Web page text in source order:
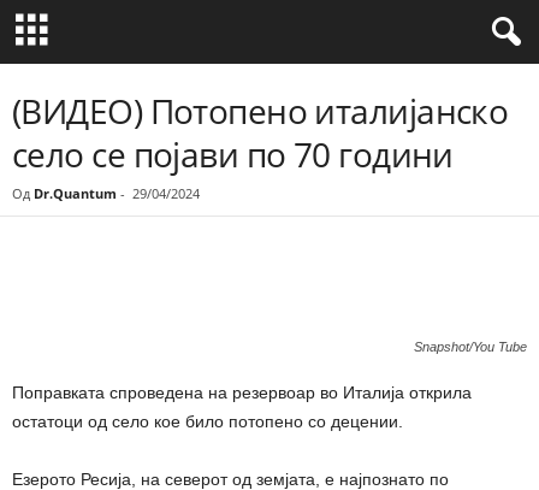
(ВИДЕО) Потопено италијанско
село се појави по 70 години
Од Dr.Quantum - 29/04/2024
Snapshot/You Tube
Поправката спроведена на резервоар во Италија открила
остатоци од село кое било потопено со децении.
Езерото Ресија, на северот од земјата, е најпознато по